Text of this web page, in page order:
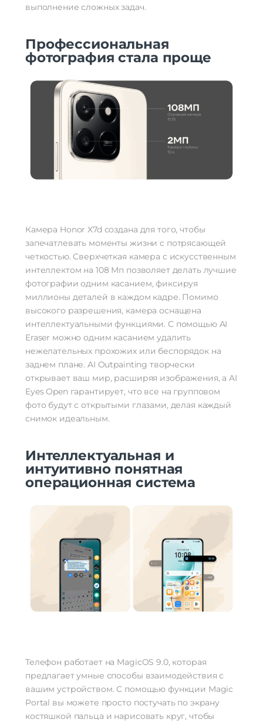
выполнение сложных задач.
Профессиональная
фотография стала проще
Камера Honor X7d создана для того, чтобы
запечатлевать моменты жизни с потрясающей
четкостью. Сверхчеткая камера с искусственным
интеллектом на 108 Мп позволяет делать лучшие
фотографии одним касанием, фиксируя
миллионы деталей в каждом кадре. Помимо
высокого разрешения, камера оснащена
интеллектуальными функциями. С помощью AI
Eraser можно одним касанием удалить
нежелательных прохожих или беспорядок на
заднем плане. AI Outpainting творчески
открывает ваш мир, расширяя изображения, а AI
Eyes Open гарантирует, что все на групповом
фото будут с открытыми глазами, делая каждый
снимок идеальным.
Интеллектуальная и
интуитивно понятная
операционная система
Телефон работает на MagicOS 9.0, которая
предлагает умные способы взаимодействия с
вашим устройством. С помощью функции Magic
Portal вы можете просто постучать по экрану
костяшкой пальца и нарисовать круг, чтобы